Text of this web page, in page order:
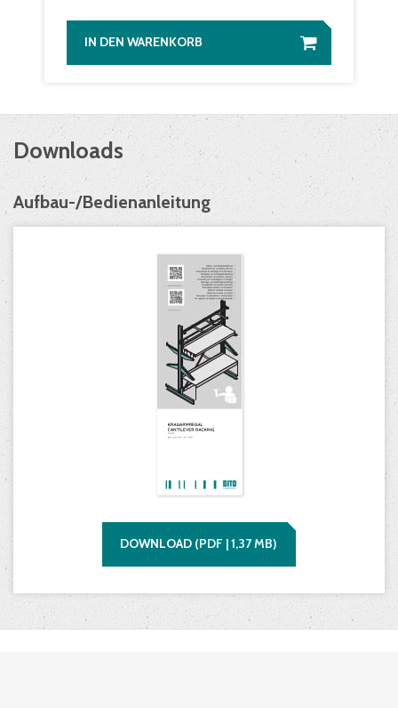
IN DEN WARENKORB
Downloads
Aufbau-/Bedienanleitung
DOWNLOAD (PDF |1,37MB)